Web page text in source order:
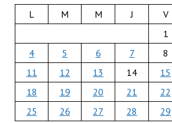
L M M J V
1
4
5 6 7 8
11
12 13 14 15
18
19 20 21 22
25
26 27 28 29